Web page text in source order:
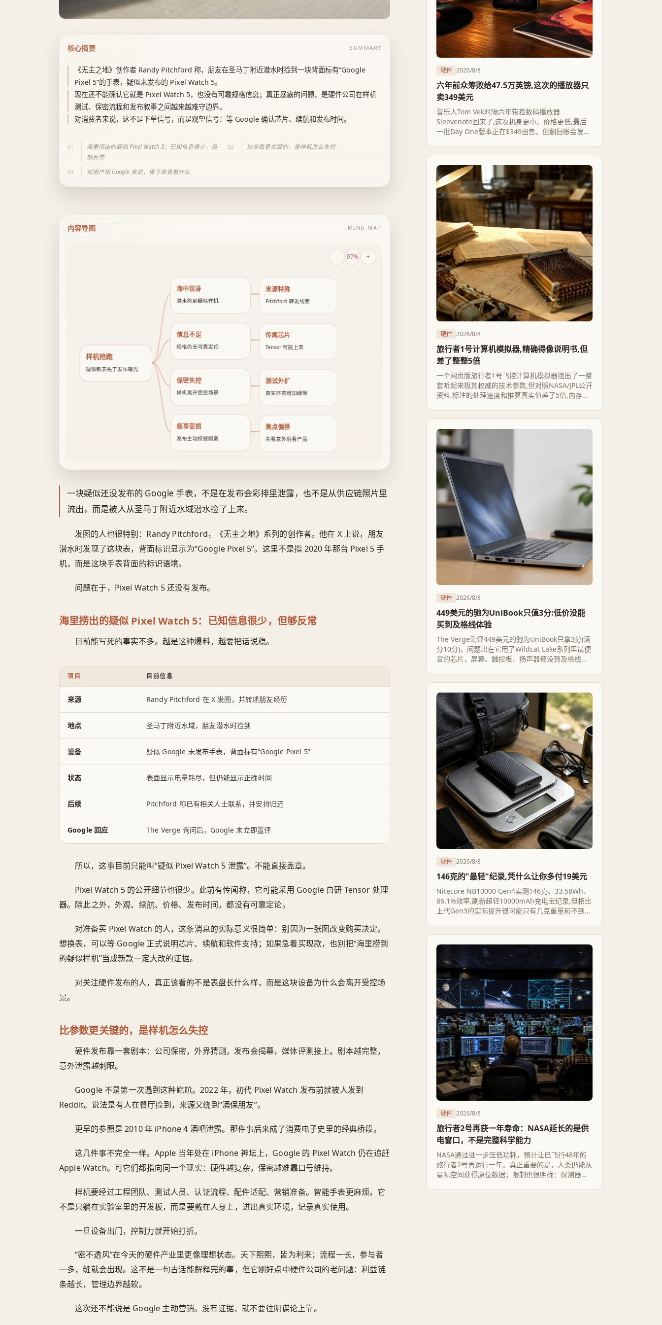
核心摘要 SUMMARY
《无主之地》创作者 Randy Pitchford 称，朋友在圣马丁附近潜水时捡到一块背面标有“Google
Pixel 5”的手表，疑似未发布的 Pixel Watch 5。
现在还不能确认它就是 Pixel Watch 5，也没有可靠规格信息；真正暴露的问题，是硬件公司在样机
测试、保密流程和发布叙事之间越来越难守边界。
对消费者来说，这不是下单信号，而是观望信号：等 Google 确认芯片、续航和发布时间。
01
海里捞出的疑似 Pixel Watch 5：已知信息很少，但
够反常
02 比参数更关键的，是样机怎么失控
03 对用户和 Google 来说，接下来该看什么
内容导图 MIND MAP
- 97% +
样机抢跑
疑似新表先于发布曝光
海中现身
潜水捡到疑似样机
来源特殊
Pitchford 转发线索
信息不足
规格仍无可靠定论
传闻芯片
Tensor 可能上表
保密失控
样机离开受控场景
测试外扩
真实环境增加缝隙
叙事受损
发布主动权被削弱
焦点偏移
先看意外后看产品
一块疑似还没发布的 Google 手表，不是在发布会彩排里泄露，也不是从供应链照片里
流出，而是被人从圣马丁附近水域潜水捡了上来。
发图的人也很特别：Randy Pitchford，《无主之地》系列的创作者。他在 X 上说，朋友
潜水时发现了这块表，背面标识显示为“Google Pixel 5”。这里不是指 2020 年那台 Pixel 5 手
机，而是这块手表背面的标识语境。
问题在于，Pixel Watch 5 还没有发布。
海里捞出的疑似 Pixel Watch 5：已知信息很少，但够反常
目前能写死的事实不多。越是这种爆料，越要把话说稳。
项目 目前信息
来源 Randy Pitchford 在 X 发图，并转述朋友经历
地点 圣马丁附近水域，朋友潜水时捡到
设备 疑似 Google 未发布手表，背面标有“Google Pixel 5”
状态 表面显示电量耗尽，但仍能显示正确时间
后续 Pitchford 称已有相关人士联系，并安排归还
Google 回应 The Verge 询问后，Google 未立即置评
所以，这事目前只能叫“疑似 Pixel Watch 5 泄露”。不能直接盖章。
Pixel Watch 5 的公开细节也很少。此前有传闻称，它可能采用 Google 自研 Tensor 处理
器。除此之外，外观、续航、价格、发布时间，都没有可靠定论。
对准备买 Pixel Watch 的人，这条消息的实际意义很简单：别因为一张图改变购买决定。
想换表，可以等 Google 正式说明芯片、续航和软件支持；如果急着买现款，也别把“海里捞到
的疑似样机”当成新款一定大改的证据。
对关注硬件发布的人，真正该看的不是表盘长什么样，而是这块设备为什么会离开受控场
景。
比参数更关键的，是样机怎么失控
硬件发布靠一套剧本：公司保密，外界猜测，发布会揭幕，媒体评测接上。剧本越完整，
意外泄露越刺眼。
Google 不是第一次遇到这种尴尬。2022 年，初代 Pixel Watch 发布前就被人发到
Reddit。说法是有人在餐厅捡到，来源又绕到“酒保朋友”。
更早的参照是 2010 年 iPhone 4 酒吧泄露。那件事后来成了消费电子史里的经典桥段。
这几件事不完全一样。Apple 当年处在 iPhone 神坛上，Google 的 Pixel Watch 仍在追赶
Apple Watch。可它们都指向同一个现实：硬件越复杂，保密越难靠口号维持。
样机要经过工程团队、测试人员、认证流程、配件适配、营销准备。智能手表更麻烦。它
不是只躺在实验室里的开发板，而是要戴在人身上，进出真实环境，记录真实使用。
一旦设备出门，控制力就开始打折。
“密不透风”在今天的硬件产业里更像理想状态。天下熙熙，皆为利来；流程一长，参与者
一多，缝就会出现。这不是一句古话能解释完的事，但它刚好点中硬件公司的老问题：利益链
条越长，管理边界越软。
这次还不能说是 Google 主动营销。没有证据，就不要往阴谋论上靠。
硬件 2026/8/8
六年前众筹败给47.5万英镑,这次的播放器只
卖349美元
音乐人Tom Vek时隔六年带着数码播放器
Sleevenote回来了,这次机身更小、价格更低,最后
一批Day One版本正在$349出售。但翻旧账会发现,
硬件 2026/8/8
旅行者1号计算机模拟器,精确得像说明书,但
差了整整5倍
一个网页版旅行者1号飞控计算机模拟器摆出了一整
套听起来极其权威的技术参数,但对照NASA/JPL公开
资料,标注的处理速度和推算真实值差了5倍,内存单
依然零散不全。
硬件 2026/8/8
449美元的驰为UniBook只值3分:低价没能
买到及格线体验
The Verge测评449美元的驰为UniBook只拿3分(满
分10分)，问题出在它用了Wildcat Lake系列里最便
宜的芯片，屏幕、触控板、扬声器都没到及格线。
硬件 2026/8/8
146克的"最轻"纪录,凭什么让你多付19美元
Nitecore NB10000 Gen4实测146克、33.58Wh、
86.1%效率,刷新超轻10000mAh充电宝纪录,但相比
上代Gen3的实际提升很可能只有几克重量和不到
硬件 2026/8/8
旅行者2号再获一年寿命：NASA延长的是供
电窗口，不是完整科学能力
NASA通过进一步压低功耗，预计让已飞行48年的
旅行者2号再运行一年。真正重要的是，人类仍能从
星际空间获得原位数据；限制也很明确：探测器每